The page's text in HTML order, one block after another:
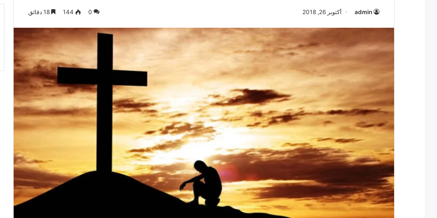
admin أكتوبر 26, 2018 0
144